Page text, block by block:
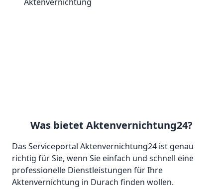
Was bietet Aktenvernichtung24?
Das Serviceportal Aktenvernichtung24 ist genau
richtig für Sie, wenn Sie einfach und schnell eine
professionelle Dienstleistungen für Ihre
Aktenvernichtung in Durach finden wollen.